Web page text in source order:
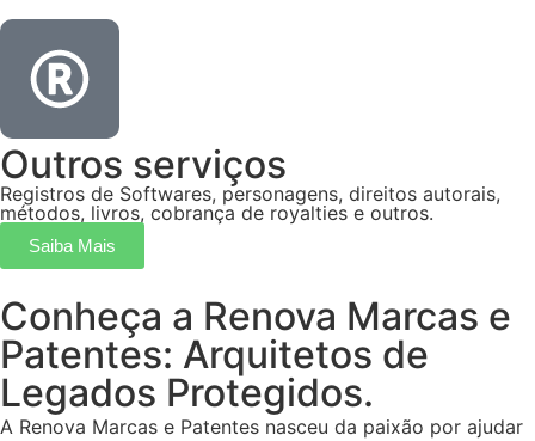
Outros serviços
Registros de Softwares, personagens, direitos autorais,
métodos, livros, cobrança de royalties e outros.
Saiba Mais
Conheça a Renova Marcas e
Patentes: Arquitetos de
Legados Protegidos.
A Renova Marcas e Patentes nasceu da paixão por ajudar